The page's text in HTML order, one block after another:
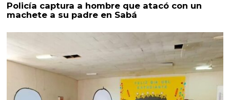
Policía captura a hombre que atacó con un
machete a su padre en Sabá